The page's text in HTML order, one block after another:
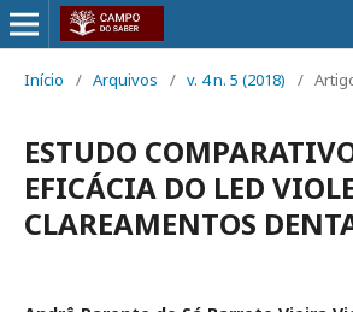
Início / Arquivos / v. 4 n. 5 (2018) /
ESTUDO
EFICÁCIA DO LED
CLAREAMENTOS